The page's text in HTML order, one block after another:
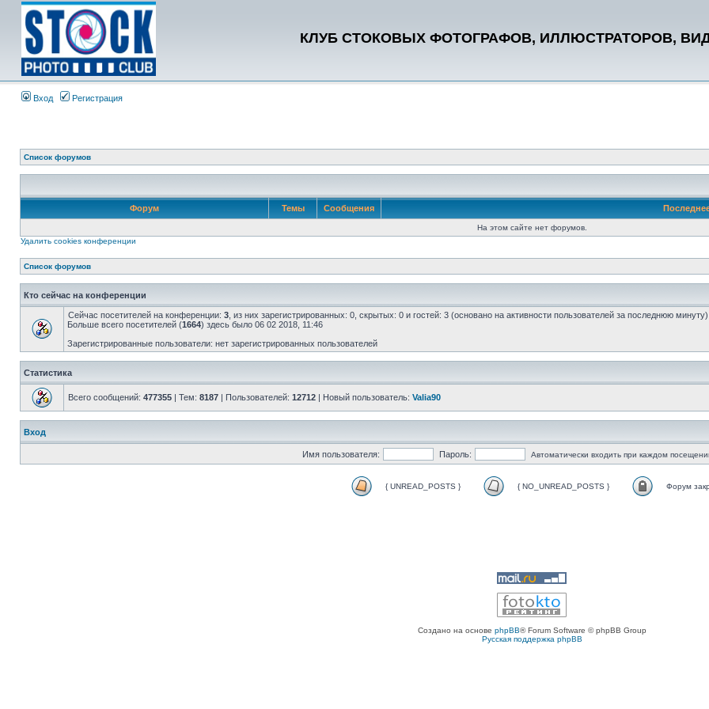
КЛУБ СТОКОВЫХ ФОТОГРАФОВ, ИЛЛЮСТРАТОРОВ,
Вход Регистрация
Список форумов
Форум Темы Сообщения
На этом сайте нет форумов.
Удалить cookies конференции
Список форумов
Кто сейчас на конференции
Сейчас посетителей на конференции: 3 , из них зарегистрированных: 0, скрытых: 0 и гостей: 3 (основано на активности пользователей за последнюю минуту)
Больше всего посетителей (1664) здесь было 06 02 2018, 11:46
Зарегистрированные пользователи: нет зарегистрированных пользователей
Статистика
Всего сообщений: 477355 | Тем: 8187 | Пользователей: 12712 | Новый пользователь: Valia90
Вход
Имя пользователя: Пароль: Автоматически входить при каждом
{ UNREAD_POSTS } { NO_UNREAD_POSTS } Форум
Создано на основе phpBB® Forum Software © phpBB Group
Русская поддержка phpBB